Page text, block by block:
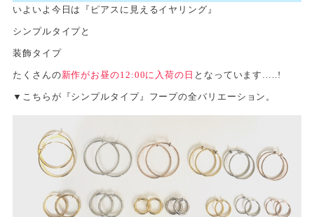
いよいよ今日は『ピアスに見えるイヤリング』
シンプルタイプと
装飾タイプ
たくさんの新作がお昼の12:00に入荷の日 となっています…..!
▼こちらが『シンプルタイプ』フープの全バリエーション。